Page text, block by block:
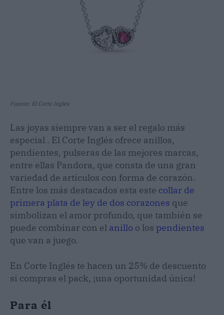
Fuente: El Corte Inglés
Las joyas siempre van a ser el regalo más
especial . El Corte Inglés ofrece anillos,
pendientes, pulseras de las mejores marcas,
entre ellas Pandora, que consta de una gran
variedad de artículos con forma de corazón.
Entre los más destacados esta este collar de
primera plata de ley de dos corazones que
simbolizan el amor profundo, que también se
puede combinar con el anillo o los pendientes
que van a juego.
En Corte Inglés te hacen un 25% de descuento
si compras el pack, ¡una oportunidad única!
Para él